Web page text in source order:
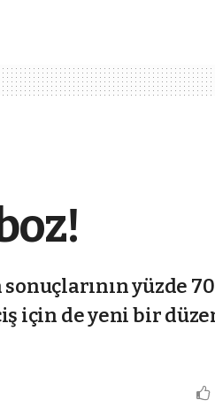
sonuçlarının yüzde
için de yeni bir